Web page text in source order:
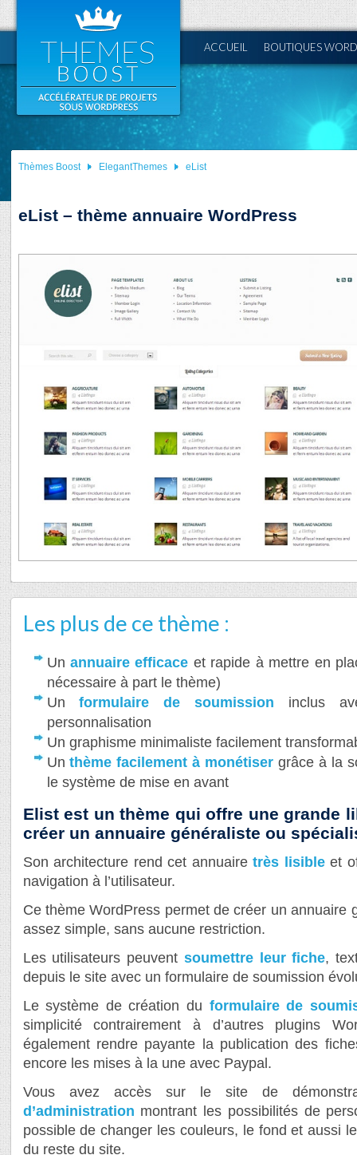
ACCUEIL BOUTIQUES
Thèmes Boost ElegantThemes eList
eList – thème annuaire WordPress
Les plus de ce thème :
Un annuaire efficace et rapide à mettre en
nécessaire à part le thème)
Unformulaire de soumission inclus
personnalisation
Un graphisme minimaliste facilement
Unthème facilement à monétiser grâce à la
le système de mise en avant
Elist est un thème qui offre une grande
créer un annuaire généraliste ou
Son architecture rend cet annuaire très lisibleet
navigation à l’utilisateur.
Ce thème WordPress permet de créer un annuaire
assez simple, sans aucune restriction.
Les utilisateurs peuvent soumettre leur fiche,
depuis le site avec un formulaire de soumission
Le système de création du formulaire de
simplicité contrairement à d’autres plugins
également rendre payante la publication des
encore les mises à la une avec Paypal.
Vous avez accès sur le site de
d’administration montrant les possibilités de
possible de changer les couleurs, le fond et aussi
du reste du site.